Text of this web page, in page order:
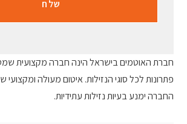
חברת האוטמים בישראל הינה חברה מקצועית
פתרונות לכל סוגי הנזילות. איטום מעולה ומקצועי
החברה ימנע בעיות נזילות עתידיות.